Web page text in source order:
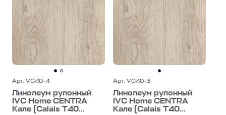
Арт. VC40-4
Линолеум рулонный
IVC Home CENTRA
Кале (Calais T40...
Арт. VC40-3
Линолеум рулонный
IVC Home CENTRA
Кале (Calais T40...